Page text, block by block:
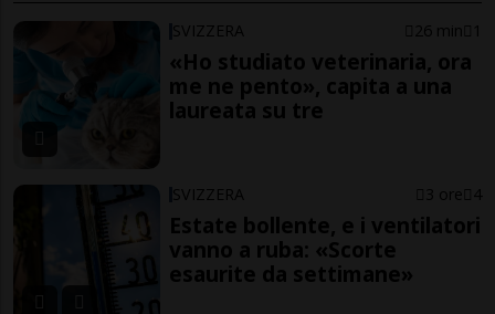
SVIZZERA 26 min 1
«Ho studiato veterinaria, ora
me ne pento», capita a una
laureata su tre
SVIZZERA 3 ore 4
Estate bollente, e i ventilatori
vanno a ruba: «Scorte
esaurite da settimane»